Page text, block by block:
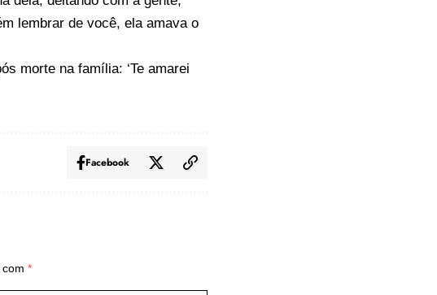
lembrar de você, ela amava o
morte na família: ‘Te amarei
Facebook
*